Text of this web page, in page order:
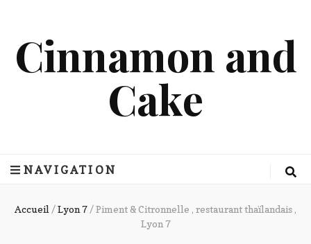
Cinnamon and
Cake
NAVIGATION
Accueil /Lyon 7 /Piment & Citronnelle , restaurant thaïlandais ,
Lyon 7